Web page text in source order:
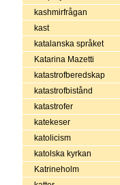
kashmirfrågan
kast
katalanska språket
Katarina Mazetti
katastrofberedskap
katastrofbistånd
katastrofer
katekeser
katolicism
katolska kyrkan
Katrineholm